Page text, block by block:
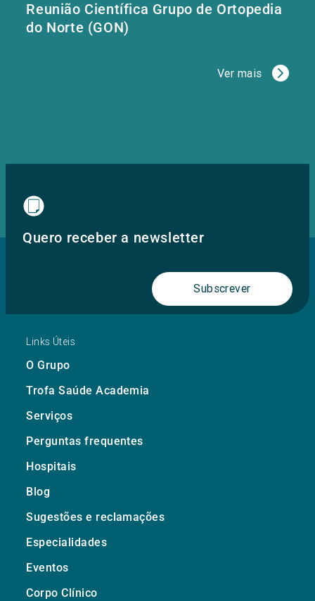
Reunião Científica Grupo de Ortopedia
do Norte (GON)
Ver mais
Quero receber a newsletter
Subscrever
Links Úteis
O Grupo
Trofa Saúde Academia
Serviços
Perguntas frequentes
Hospitais
Blog
Sugestões e reclamações
Especialidades
Eventos
Corpo Clínico